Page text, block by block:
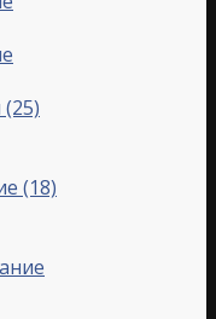
(25)
(18)